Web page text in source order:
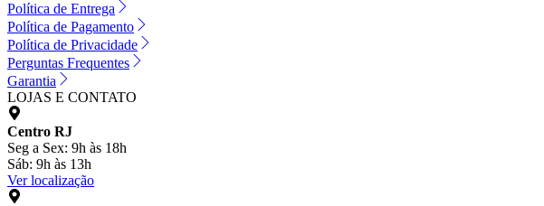
Política de Entrega
Política de Pagamento
Política de Privacidade
Perguntas Frequentes
Garantia
LOJAS E CONTATO
Centro RJ
Seg a Sex: 9h às 18h
Sáb: 9h às 13h
Ver localização